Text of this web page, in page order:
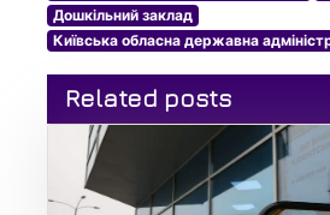
Дошкільний заклад
Київська обласна державна
Related posts